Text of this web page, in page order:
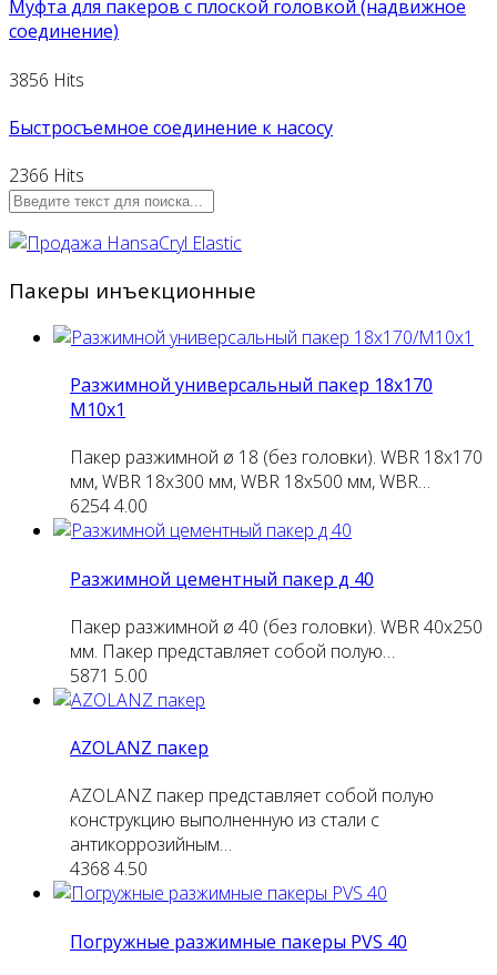
Муфта для пакеров с плоской головкой (надвижное
соединение)
3856 Hits
Быстросъемное соединение к насосу
2366 Hits
Пакеры инъекционные
Разжимной универсальный пакер 18х170
М10х1
Пакер разжимной ø 18 (без головки). WBR 18х170
мм, WBR 18х300 мм, WBR 18х500 мм, WBR…
62544.00
Разжимной цементный пакер д 40
Пакер разжимной ø 40 (без головки). WBR 40х250
мм. Пакер представляет собой полую…
5871 5.00
AZOLANZ пакер
AZOLANZ пакер представляет собой полую
конструкцию выполненную из стали с
антикоррозийным…
4368 4.50
Погружные разжимные пакеры PVS 40